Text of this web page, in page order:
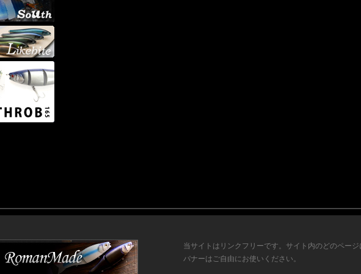
当サイトはリンクフリーです。サイト内のどのペー
バナーはご自由にお使いください。